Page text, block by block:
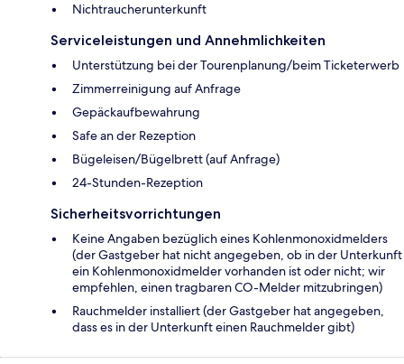
Nichtraucherunterkunft
Serviceleistungen und Annehmlichkeiten
Unterstützung bei der Tourenplanung/beim Ticketerwerb
Zimmerreinigung auf Anfrage
Gepäckaufbewahrung
Safe an der Rezeption
Bügeleisen/Bügelbrett (auf Anfrage)
24-Stunden-Rezeption
Sicherheitsvorrichtungen
Keine Angaben bezüglich eines Kohlenmonoxidmelders
(der Gastgeber hat nicht angegeben, ob in der Unterkunft
ein Kohlenmonoxidmelder vorhanden ist oder nicht; wir
empfehlen, einen tragbaren CO-Melder mitzubringen)
Rauchmelder installiert (der Gastgeber hat angegeben,
dass es in der Unterkunft einen Rauchmelder gibt)